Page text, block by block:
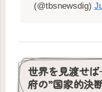
(@tbsnewsdig)
世界を見渡せ
府の”国家的決